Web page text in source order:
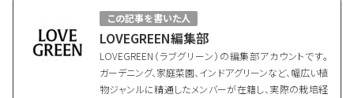
この記事を書いた人
LOVEGREEN編集部
LOVEGREEN（ラブグリーン）の編集部アカウントです。
ガーデニング、家庭菜園、インドアグリーンなど、幅広い植
物ジャンルに精通したメンバーが在籍し、実際の栽培経